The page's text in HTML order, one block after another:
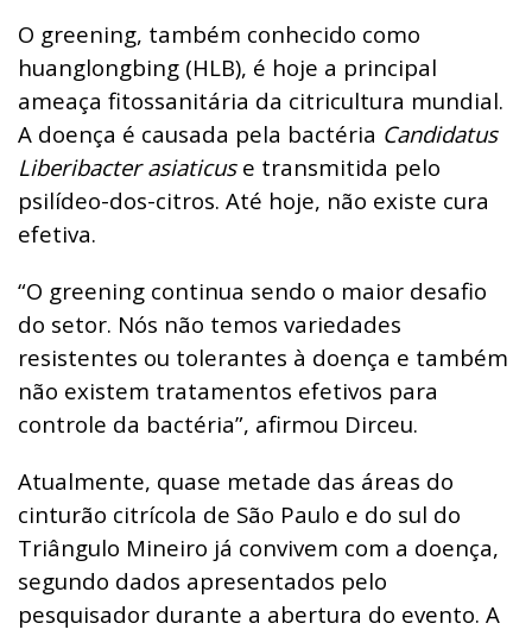
O greening, também conhecido como
huanglongbing (HLB), é hoje a principal
ameaça fitossanitária da citricultura mundial.
A doença é causada pela bactéria Candidatus
Liberibacter asiaticuse transmitida pelo
psilídeo-dos-citros. Até hoje, não existe cura
efetiva.
“O greening continua sendo o maior desafio
do setor. Nós não temos variedades
resistentes ou tolerantes à doença e também
não existem tratamentos efetivos para
controle da bactéria”, afirmou Dirceu.
Atualmente, quase metade das áreas do
cinturão citrícola de São Paulo e do sul do
Triângulo Mineiro já convivem com a doença,
segundo dados apresentados pelo
pesquisador durante a abertura do evento. A